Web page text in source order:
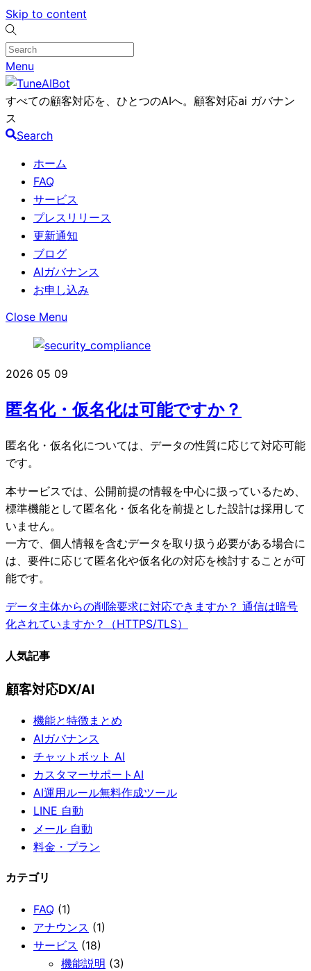
Skip to content
Menu
すべての顧客対応を、ひとつのAIへ。顧客対応ai ガバナン
ス
Search
ホーム
FAQ
サービス
プレスリリース
更新通知
ブログ
AIガバナンス
お申し込み
Close Menu
2026 05 09
匿名化・仮名化は可能ですか？
匿名化・仮名化については、データの性質に応じて対応可能
です。
本サービスでは、公開前提の情報を中心に扱っているため、
標準機能として匿名化・仮名化を前提とした設計は採用して
いません。
一方で、個人情報を含むデータを取り扱う必要がある場合に
は、要件に応じて匿名化や仮名化の対応を検討することが可
能です。
データ主体からの削除要求に対応できますか？ 通信は暗号
化されていますか？（HTTPS/TLS）
人気記事
顧客対応DX/AI
機能と特徴まとめ
AIガバナンス
チャットボット AI
カスタマーサポートAI
AI運用ルール無料作成ツール
LINE 自動
メール 自動
料金・プラン
カテゴリ
FAQ (1)
アナウンス (1)
サービス (18)
機能説明 (3)